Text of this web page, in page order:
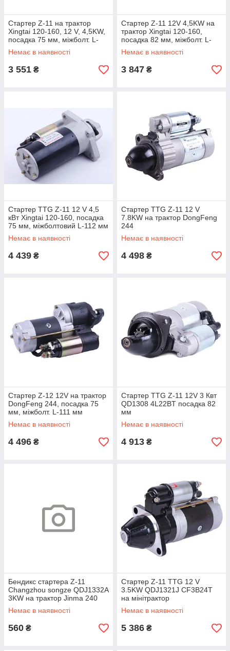
Стартер Z-11 на трактор
Xingtai 120-160, 12 V, 4,5KW,
посадка 75 мм, міжболт. L-
112 мм УЦЕНКА
Немає в наявності
3 551 ₴
Стартер Z-11 12V 4,5KW на
трактор Xingtai 120-160,
посадка 82 мм, міжболт. L-
118 мм, тип 2
Немає в наявності
3 847 ₴
Стартер TTG Z-11 12 V 4,5
кВт Xingtai 120-160, посадка
75 мм, міжболтовий L-112 мм
Немає в наявності
4 439 ₴
Стартер TTG Z-11 12 V
7.8KW на трактор DongFeng
244
Немає в наявності
4 498 ₴
Стартер Z-12 12V на трактор
DongFeng 244, посадка 75
мм, міжболт. L-111 мм
Немає в наявності
4 496 ₴
Стартер TTG Z-11 12V 3 Квт
QD1308 4L22BT посадка 82
мм
Немає в наявності
4 913 ₴
Бендикс стартера Z-11
Changzhou songze QDJ1332A
3KW на трактор Jinma 240
/244 з дизельним двигуном
KM385BT УЦЕНКА
Немає в наявності
560 ₴
Стартер Z-11 TTG 12 V
3.5KW QDJ1321J СF3B24T
на мінітрактор
Немає в наявності
5 386 ₴